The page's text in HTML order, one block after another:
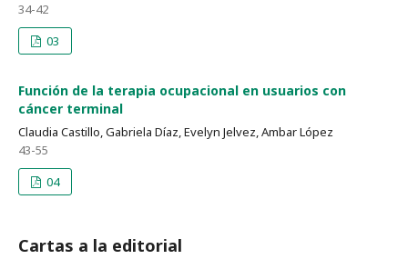
34-42
03
Función de la terapia ocupacional en usuarios con
cáncer terminal
Claudia Castillo, Gabriela Díaz, Evelyn Jelvez, Ambar López
43-55
04
Cartas a la editorial